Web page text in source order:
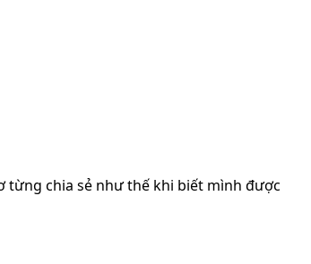
từng chia sẻ như thế khi biết mình được